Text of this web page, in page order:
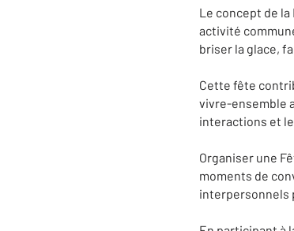
Le concept de
activité
briser la glace,
Cette fête
vivre-ensemble
interactions et
Organiser une
moments de
interpersonnels